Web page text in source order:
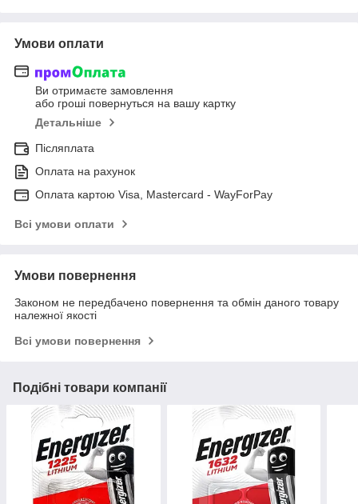
Умови оплати
Ви отримаєте замовлення
або гроші повернуться на вашу картку
Детальніше
Післяплата
Оплата на рахунок
Оплата картою Visa, Mastercard - WayForPay
Всі умови оплати
Умови повернення
Законом не передбачено повернення та обмін даного товару
належної якості
Всі умови повернення
Подібні товари компанії